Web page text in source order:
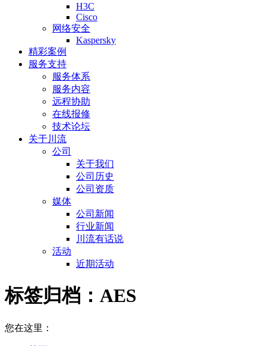
H3C
Cisco
网络安全
Kaspersky
精彩案例
服务支持
服务体系
服务内容
远程协助
在线报修
技术论坛
关于川流
公司
关于我们
公司历史
公司资质
媒体
公司新闻
行业新闻
川流有话说
活动
近期活动
标签归档： AES
您在这里：